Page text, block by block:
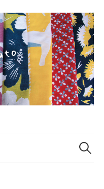
検
索: